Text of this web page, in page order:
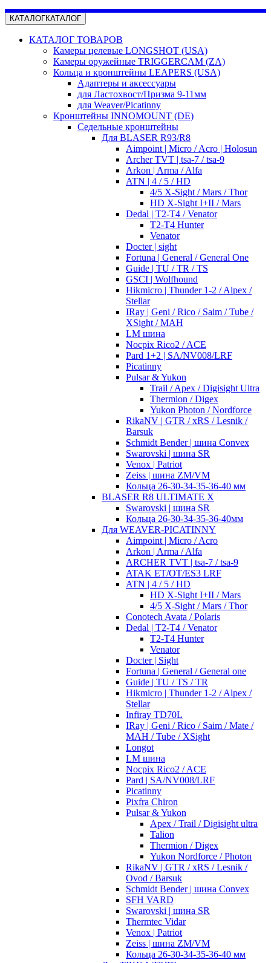
КАТАЛОГКАТАЛОГ
КАТАЛОГ ТОВАРОВ
Камеры целевые LONGSHOT (USA)
Камеры оружейные TRIGGERCAM (ZA)
Кольца и кронштейны LEAPERS (USA)
Адаптеры и аксессуары
для Ластохвост/Призма 9-11мм
для Weaver/Picatinny
Кронштейны INNOMOUNT (DE)
Седельные кронштейны
Для BLASER R93/R8
Aimpoint | Micro / Acro | Holosun
Archer TVT | tsa-7 / tsa-9
Arkon | Arma / Alfa
ATN | 4 / 5 / HD
4/5 X-Sight / Mars / Thor
HD X-Sight I+II / Mars
Dedal | T2-T4 / Venator
T2-T4 Hunter
Venator
Docter | sight
Fortuna | General / General One
Guide | TU / TR / TS
GSCI | Wolfhound
Hikmicro | Thunder 1-2 / Alpex /
Stellar
IRay | Geni / Rico / Saim / Tube /
XSight / MAH
LM шина
Nocpix Rico2 / ACE
Pard 1+2 | SA/NV008/LRF
Picatinny
Pulsar & Yukon
Trail / Apex / Digisight Ultra
Thermion / Digex
Yukon Photon / Nordforce
RikaNV | GTR / xRS / Lesnik /
Barsuk
Schmidt Bender | шина Convex
Swarovski | шина SR
Venox | Patriot
Zeiss | шина ZM/VM
Кольца 26-30-34-35-36-40 мм
BLASER R8 ULTIMATE X
Swarovski | шина SR
Кольца 26-30-34-35-36-40мм
Для WEAVER-PICATINNY
Aimpoint | Micro / Acro
Arkon | Arma / Alfa
ARCHER TVT | tsa-7 / tsa-9
ATAK ET/OT/ES3 LRF
ATN | 4 / 5 / HD
HD X-Sight I+II / Mars
4/5 X-Sight / Mars / Thor
Conotech Avata / Polaris
Dedal | T2-T4 / Venator
T2-T4 Hunter
Venator
Docter | Sight
Fortuna | General / General one
Guide | TU / TS / TR
Hikmicro | Thunder 1-2 / Alpex /
Stellar
Infiray TD70L
IRay | Geni / Rico / Saim / Mate /
MAH / Tube / XSight
Longot
LM шина
Nocpix Rico2 / ACE
Pard | SA/NV008/LRF
Picatinny
Pixfra Chiron
Pulsar & Yukon
Apex / Trail / Digisight ultra
Talion
Thermion / Digex
Yukon Nordforce / Photon
RikaNV | GTR / xRS / Lesnik /
Ovod / Barsuk
Schmidt Bender | шина Convex
SFH VARD
Swarovski | шина SR
Thermtec Vidar
Venox | Patriot
Zeiss | шина ZM/VM
Кольца 26-30-34-35-36-40 мм